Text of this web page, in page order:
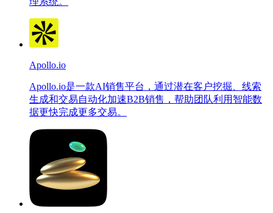
Apollo.io
Apollo.io是一款AI销售平台，通过潜在客户挖掘、线索
生成和交易自动化加速B2B销售，帮助团队利用智能数
据更快完成更多交易。